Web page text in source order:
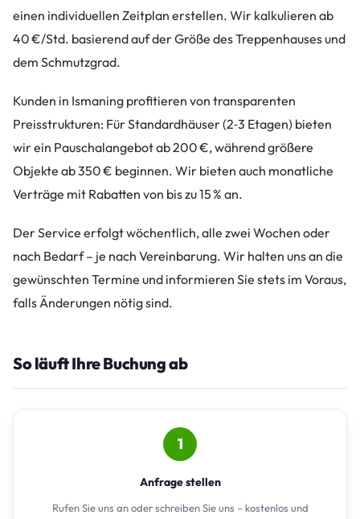
einen individuellen Zeitplan erstellen. Wir kalkulieren ab
40 €/Std. basierend auf der Größe des Treppenhauses und
dem Schmutzgrad.
Kunden in Ismaning profitieren von transparenten
Preisstrukturen: Für Standardhäuser (2‑3 Etagen) bieten
wir ein Pauschalangebot ab 200 €, während größere
Objekte ab 350 € beginnen. Wir bieten auch monatliche
Verträge mit Rabatten von bis zu 15 % an.
Der Service erfolgt wöchentlich, alle zwei Wochen oder
nach Bedarf – je nach Vereinbarung. Wir halten uns an die
gewünschten Termine und informieren Sie stets im Voraus,
falls Änderungen nötig sind.
So läuft Ihre Buchung ab
1
Anfrage stellen
Rufen Sie uns an oder schreiben Sie uns – kostenlos und